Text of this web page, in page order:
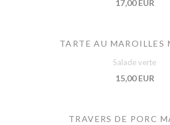
17,00 EUR
TARTE AU MAROILLES
Salade verte
15,00 EUR
TRAVERS DE PORC